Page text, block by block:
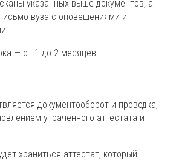
указанных выше документов, а
вуза с оповещениями и
— от 1 до 2 месяцев.
документооборот и проводка,
утраченного аттестата и
храниться аттестат, который